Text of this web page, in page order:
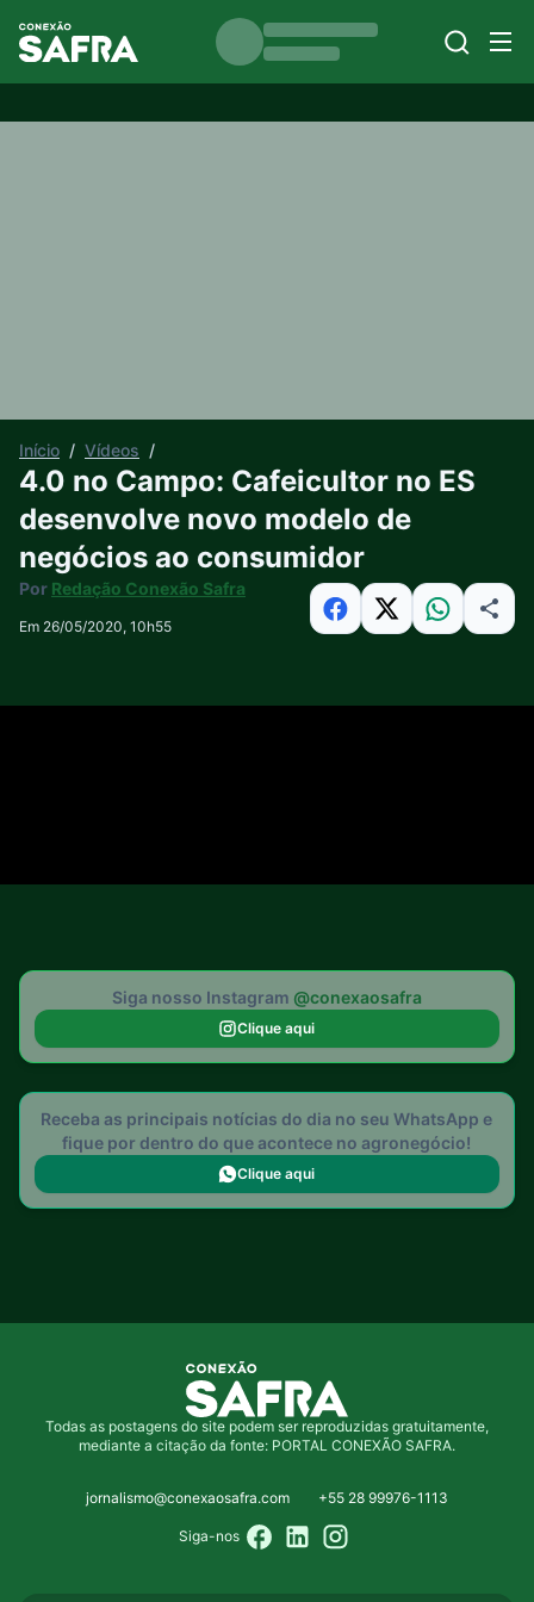
Início / Vídeos /
4.0 no Campo: Cafeicultor no ES
desenvolve novo modelo de
negócios ao consumidor
Por Redação Conexão Safra
Em 26/05/2020, 10h55
Siga nosso Instagram @conexaosafra
Clique aqui
Receba as principais notícias do dia no seu WhatsApp e
fique por dentro do que acontece no agronegócio!
Clique aqui
Todas as postagens do site podem ser reproduzidas gratuitamente,
mediante a citação da fonte: PORTAL CONEXÃO SAFRA.
jornalismo@conexaosafra.com +55 28 99976-1113
Siga-nos